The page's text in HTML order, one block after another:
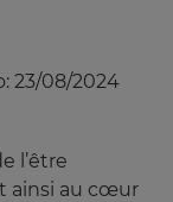
23/08/2024
l’être
ainsi au cœur